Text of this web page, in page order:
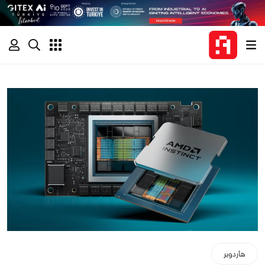
هاردوير